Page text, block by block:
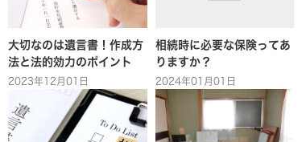
大切なのは遺言書！作成方
法と法的効力のポイント
2023年12月01日
相続時に必要な保険ってあ
りますか？
2024年01月01日